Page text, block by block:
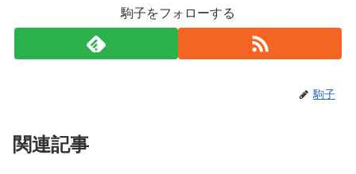
駒子をフォローする
駒子
関連記事